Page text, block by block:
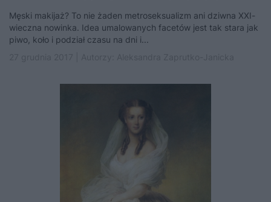
Męski makijaż? To nie żaden metroseksualizm ani dziwna XXI-
wieczna nowinka. Idea umalowanych facetów jest tak stara jak
piwo, koło i podział czasu na dni i...